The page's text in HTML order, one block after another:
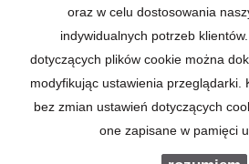
oraz w celu dostosowania
indywidualnych potrzeb
dotyczących plików cookie można
modyfikując ustawienia przeglądarki.
bez zmian ustawień dotyczących
one zapisane w pamięci